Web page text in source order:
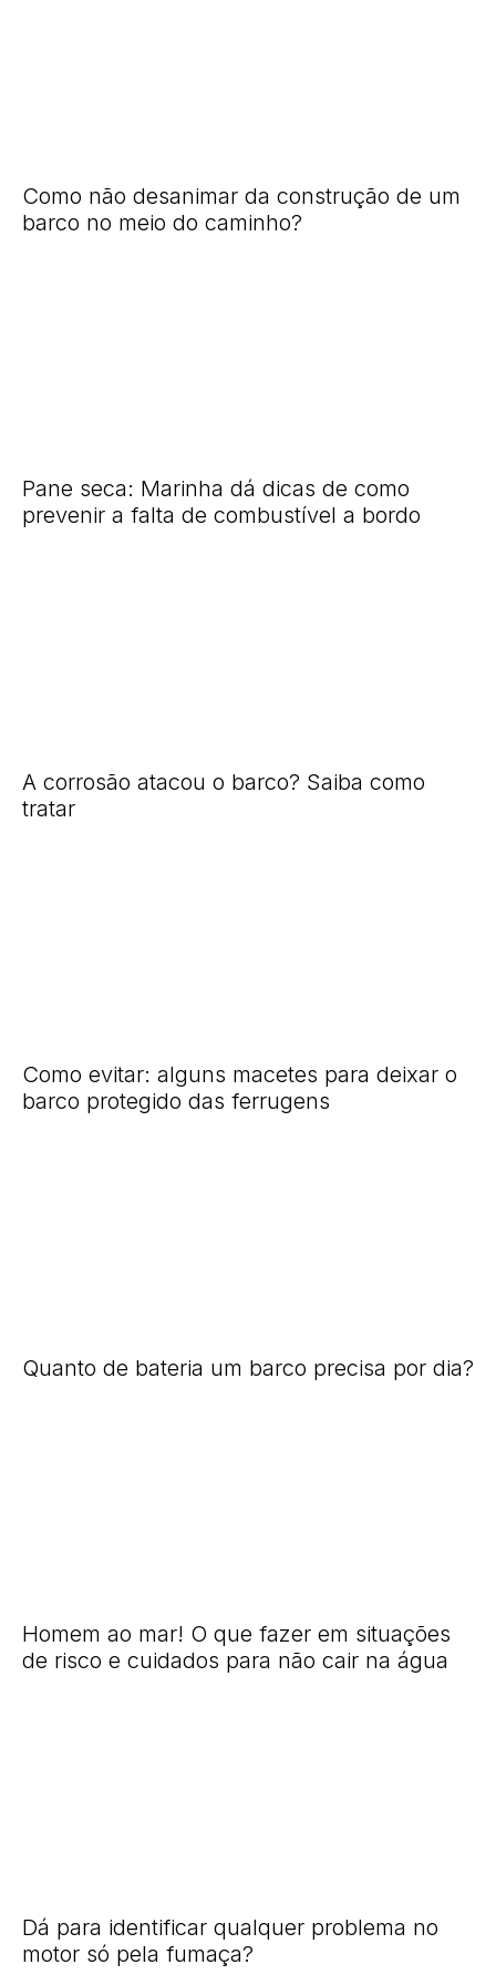
Como não desanimar da construção de um
barco no meio do caminho?
Pane seca: Marinha dá dicas de como
prevenir a falta de combustível a bordo
A corrosão atacou o barco? Saiba como
tratar
Como evitar: alguns macetes para deixar o
barco protegido das ferrugens
Quanto de bateria um barco precisa por dia?
Homem ao mar! O que fazer em situações
de risco e cuidados para não cair na água
Dá para identificar qualquer problema no
motor só pela fumaça?